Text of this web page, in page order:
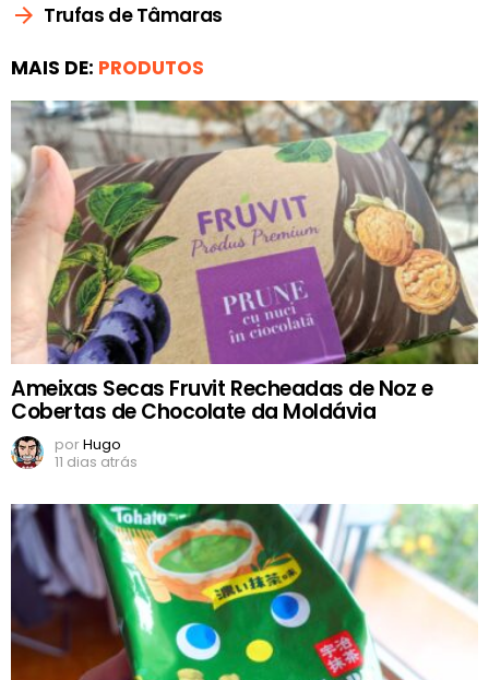
Trufas de Tâmaras
MAIS DE: PRODUTOS
Ameixas Secas Fruvit Recheadas de Noz e
Cobertas de Chocolate da Moldávia
porHugo
11 dias atrás